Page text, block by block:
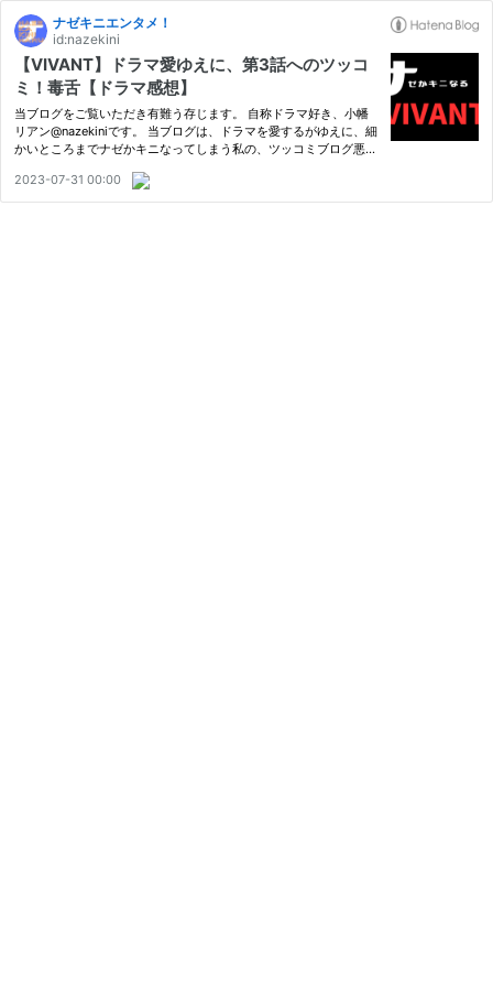
ナゼキニエンタメ！
id:nazekini
【VIVANT】ドラマ愛ゆえに、第3話へのツッコ
ミ！毒舌【ドラマ感想】
当ブログをご覧いただき有難う存じます。 自称ドラマ好き、小幡
リアン@nazekiniです。 当ブログは、ドラマを愛するがゆえに、細
かいところまでナゼかキニなってしまう私の、ツッコミブログ悪し
コミます。 よろしくお願いいたします。 「VIVANT」第3話あらす
じ …
2023-07-31 00:00